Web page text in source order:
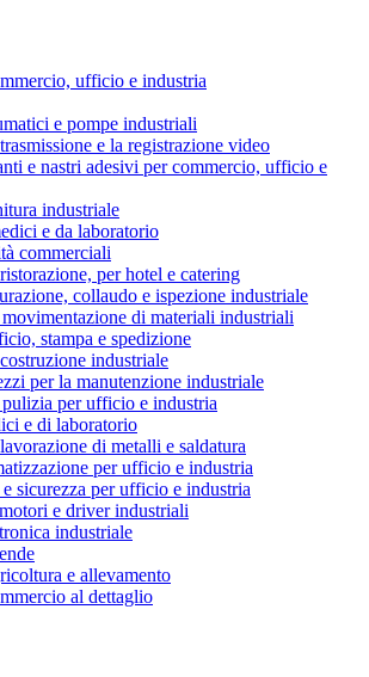
ufficio e industria
e pompe industriali
e la registrazione video
e nastri adesivi per commercio, ufficio e
industriale
e da laboratorio
commerciali
per hotel e catering
collaudo e ispezione industriale
di materiali industriali
stampa e spedizione
industriale
per la manutenzione industriale
per ufficio e industria
e di laboratorio
di metalli e saldatura
per ufficio e industria
sicurezza per ufficio e industria
e driver industriali
industriale
e allevamento
al dettaglio